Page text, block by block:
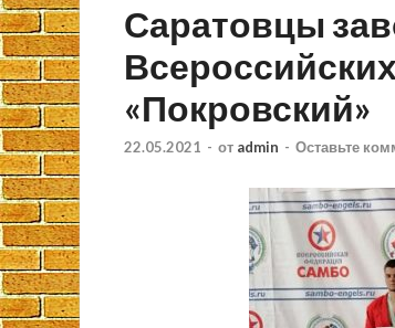
Саратовцы
«Покровский»
22.05.2021 - от admin - Оставьте